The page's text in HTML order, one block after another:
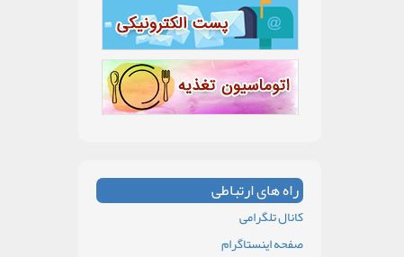
راه های ارتباطی
کانال تلگرامی
صفحه اینستاگرام